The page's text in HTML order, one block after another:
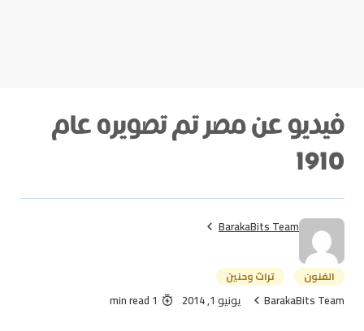
فيديو عن مصر تم تصويره عام
1910
BarakaBits Team
الفنون تراث وحنين
BarakaBits Team يونيو 1, 2014 1 min read